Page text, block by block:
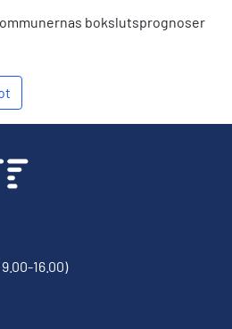
bokslutsprognoser
16.00)